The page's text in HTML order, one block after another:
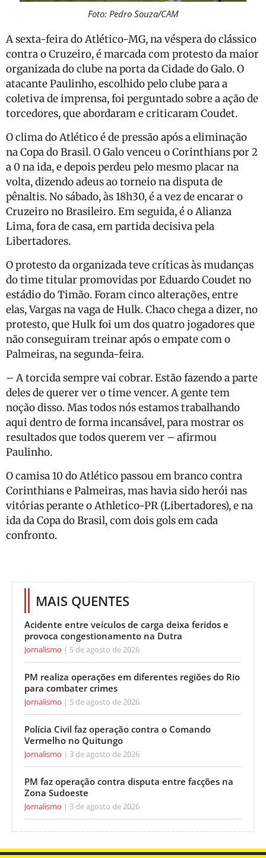
Foto: Pedro Souza/CAM
A sexta-feira do Atlético-MG, na véspera do clássico
contra o Cruzeiro, é marcada com protesto da maior
organizada do clube na porta da Cidade do Galo. O
atacante Paulinho, escolhido pelo clube para a
coletiva de imprensa, foi perguntado sobre a ação de
torcedores, que abordaram e criticaram Coudet.
O clima do Atlético é de pressão após a eliminação
na Copa do Brasil. O Galo venceu o Corinthians por 2
a 0 na ida, e depois perdeu pelo mesmo placar na
volta, dizendo adeus ao torneio na disputa de
pênaltis. No sábado, às 18h30, é a vez de encarar o
Cruzeiro no Brasileiro. Em seguida, é o Alianza
Lima, fora de casa, em partida decisiva pela
Libertadores.
O protesto da organizada teve críticas às mudanças
do time titular promovidas por Eduardo Coudet no
estádio do Timão. Foram cinco alterações, entre
elas, Vargas na vaga de Hulk. Chaco chega a dizer, no
protesto, que Hulk foi um dos quatro jogadores que
não conseguiram treinar após o empate com o
Palmeiras, na segunda-feira.
– A torcida sempre vai cobrar. Estão fazendo a parte
deles de querer ver o time vencer. A gente tem
noção disso. Mas todos nós estamos trabalhando
aqui dentro de forma incansável, para mostrar os
resultados que todos querem ver – afirmou
Paulinho.
O camisa 10 do Atlético passou em branco contra
Corinthians e Palmeiras, mas havia sido herói nas
vitórias perante o Athletico-PR (Libertadores), e na
ida da Copa do Brasil, com dois gols em cada
confronto.
MAIS QUENTES
Acidente entre veículos de carga deixa feridos e
provoca congestionamento na Dutra
Jornalismo 5 de agosto de 2026
PM realiza operações em diferentes regiões do Rio
para combater crimes
Jornalismo 5 de agosto de 2026
Polícia Civil faz operação contra o Comando
Vermelho no Quitungo
Jornalismo 3 de agosto de 2026
PM faz operação contra disputa entre facções na
Zona Sudoeste
Jornalismo 3 de agosto de 2026